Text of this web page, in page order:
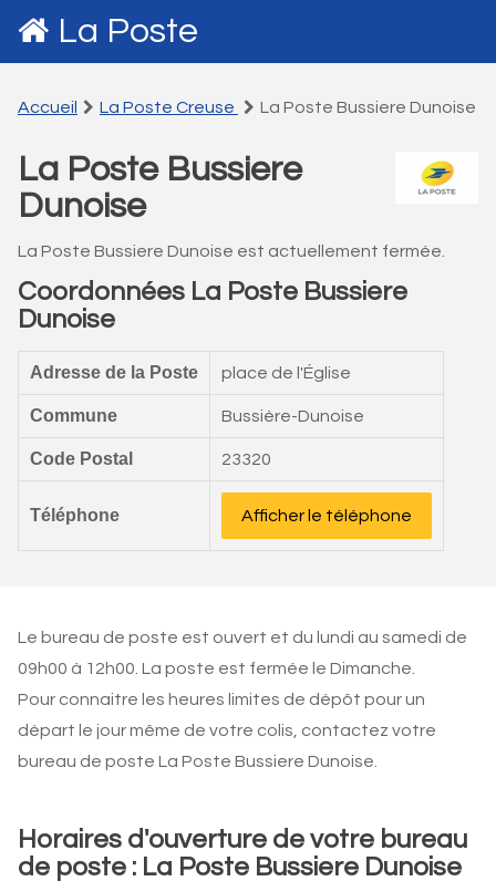
La Poste
Accueil La Poste Creuse La Poste Bussiere Dunoise
La Poste Bussiere
Dunoise
La Poste Bussiere Dunoise est actuellement fermée.
Coordonnées La Poste Bussiere
Dunoise
Adresse de la Poste place de l'Église
Commune Bussière-Dunoise
Code Postal 23320
Téléphone Afficher le téléphone
Le bureau de poste est ouvert et du lundi au samedi de
09h00 à 12h00. La poste est fermée le Dimanche.
Pour connaitre les heures limites de dépôt pour un
départ le jour même de votre colis, contactez votre
bureau de poste La Poste Bussiere Dunoise.
Horaires d'ouverture de votre bureau
de poste : La Poste Bussiere Dunoise